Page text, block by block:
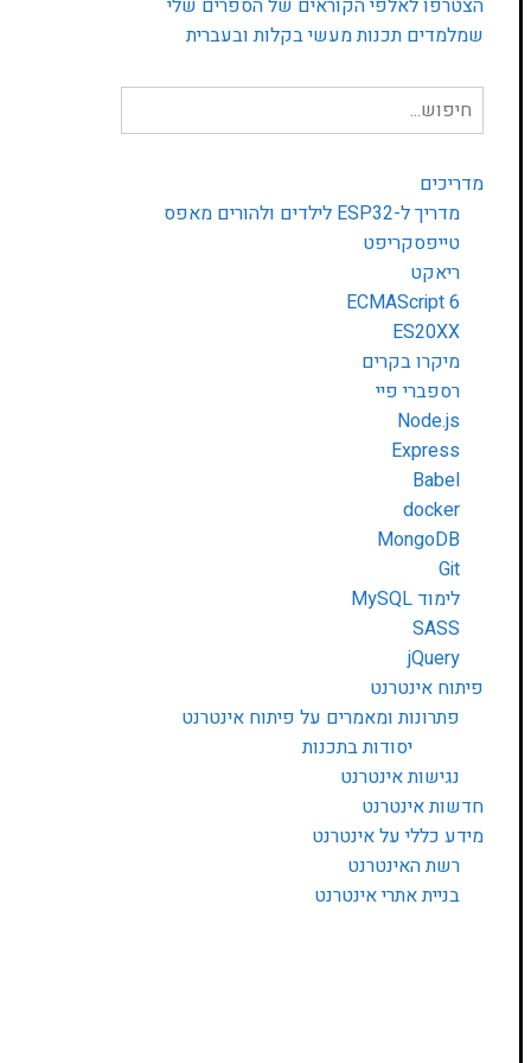
הצטרפו לאלפי הקוראים של הספרים שלי
שמלמדים תכנות מעשי בקלות ובעברית
חיפוש
עבור:
מדריכים
מדריך ל-ESP32 לילדים ולהורים מאפס
טייפסקריפט
ריאקט
ECMAScript 6
ES20XX
מיקרו בקרים
רספברי פיי
Node.js
Express
Babel
docker
MongoDB
Git
לימוד MySQL
SASS
jQuery
פיתוח אינטרנט
פתרונות ומאמרים על פיתוח אינטרנט
יסודות בתכנות
נגישות אינטרנט
חדשות אינטרנט
מידע כללי על אינטרנט
רשת האינטרנט
בניית אתרי אינטרנט